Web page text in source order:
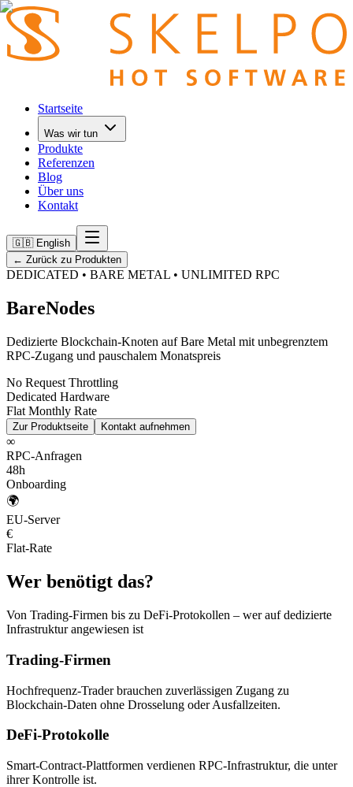
Startseite
Was wir tun
Produkte
Referenzen
Blog
Über uns
Kontakt
🇬🇧 English
← Zurück zu Produkten
DEDICATED • BARE METAL • UNLIMITED RPC
BareNodes
Dedizierte Blockchain-Knoten auf Bare Metal mit unbegrenztem
RPC-Zugang und pauschalem Monatspreis
No Request Throttling
Dedicated Hardware
Flat Monthly Rate
Zur Produktseite Kontakt aufnehmen
∞
RPC-Anfragen
48h
Onboarding
🌍
EU-Server
€
Flat-Rate
Wer benötigt das?
Von Trading-Firmen bis zu DeFi-Protokollen – wer auf dedizierte
Infrastruktur angewiesen ist
Trading-Firmen
Hochfrequenz-Trader brauchen zuverlässigen Zugang zu
Blockchain-Daten ohne Drosselung oder Ausfallzeiten.
DeFi-Protokolle
Smart-Contract-Plattformen verdienen RPC-Infrastruktur, die unter
ihrer Kontrolle ist.